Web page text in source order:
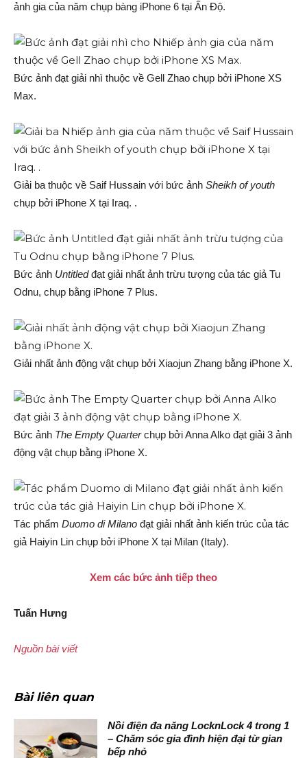
ảnh gia của năm chụp bàng iPhone 6 tại Ấn Độ.
Bức ảnh đạt giải nhì thuộc về Gell Zhao chụp bởi iPhone XS
Max.
Giải ba thuộc về Saif Hussain với bức ảnh Sheikh of youth
chụp bởi iPhone X tại Iraq. .
Bức ảnh Untitledđạt giải nhất ảnh trừu tượng của tác giả Tu
Odnu, chụp bằng iPhone 7 Plus.
Giải nhất ảnh động vật chụp bởi Xiaojun Zhang bằng iPhone X.
Bức ảnh The Empty Quarterchụp bởi Anna Alko đạt giải 3 ảnh
động vật chụp bằng iPhone X.
Tác phẩm Duomo di Milano đạt giải nhất ảnh kiến trúc của tác
giả Haiyin Lin chụp bởi iPhone X tại Milan (Italy).
Xem các bức ảnh tiếp theo
Tuấn Hưng
Nguồn bài viết
Bài liên quan
Nồi điện đa năng LocknLock 4 trong 1
– Chăm sóc gia đình hiện đại từ gian
bếp nhỏ